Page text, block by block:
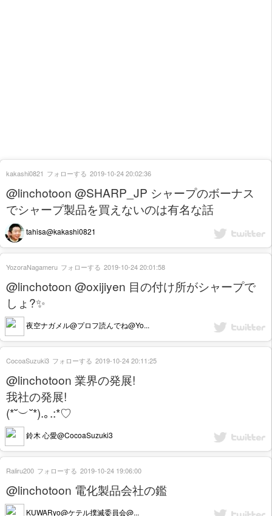
@linchotoon @SHARP_JP シャープのボーナス
でシャープ製品を買えないのは有名な話
tahisa@kakashi0821
kakashi0821 フォローする 2019-10-24 20:02:36
@linchotoon @oxijiyen 目の付け所がシャープで
しょ?✨
夜空ナガメル@プロフ読んでね@Yo...
YozoraNagameru フォローする 2019-10-24 20:01:58
@linchotoon 業界の発展!
我社の発展!
(*˘︶˘*).｡.:*♡
鈴木 心愛@CocoaSuzuki3
CocoaSuzuki3 フォローする 2019-10-24 20:11:25
@linchotoon 電化製品会社の鑑
KUWARyo@ケテル撲滅委員会@...
Raliru200 フォローする 2019-10-24 19:06:00